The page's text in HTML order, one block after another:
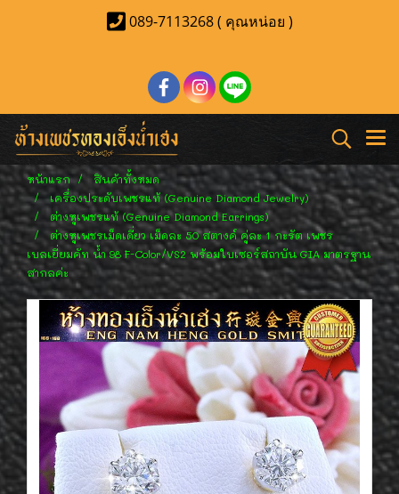
089-7113268 ( คุณหน่อย )
หน้าแรก
สินค้าทั้งหมด
เครื่องประดับเพชรแท้ (Genuine Diamond Jewelry)
ต่างหูเพชรแท้ (Genuine Diamond Earrings)
ต่างหูเพชรเม็ดเดี่ยว เม็ดละ 50 สตางค์ คู่ละ 1 กะรัต เพชร
เบลเยี่ยมคัท น้ำ 98 F-Color/VS2 พร้อมใบเซอร์สถาบัน GIA มาตรฐาน
สากลค่ะ